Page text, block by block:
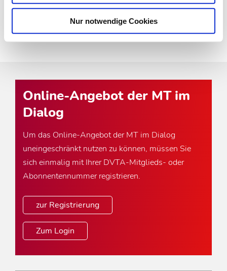
Nur notwendige Cookies
* Pflichtfeld
Online-Angebot der MT im
Dialog
Um das Online-Angebot der MT im Dialog
uneingeschränkt nutzen zu können, müssen Sie
sich einmalig mit Ihrer DVTA-Mitglieds- oder
Abonnentennummer registrieren.
zur Registrierung
Zum Login